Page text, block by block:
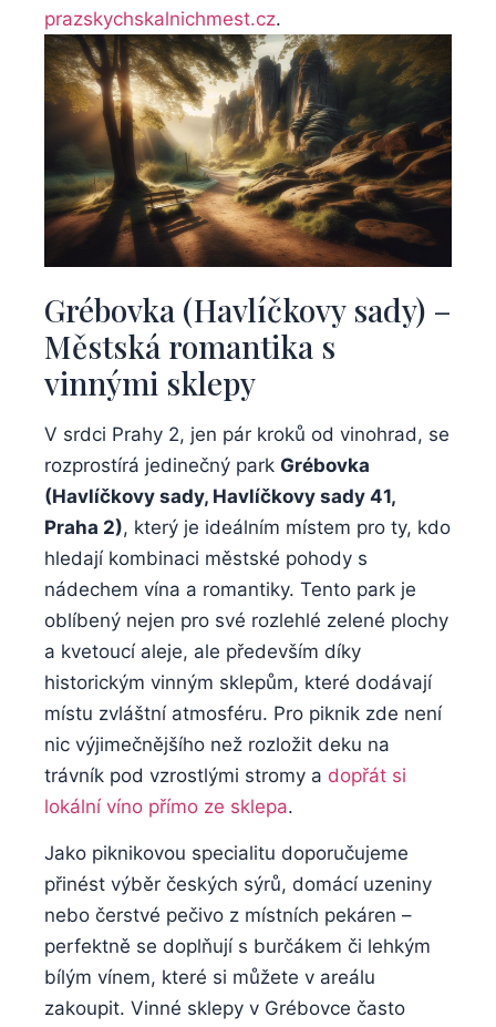
prazskychskalnichmest.cz.
Grébovka (Havlíčkovy sady) –
Městská romantika s
vinnými sklepy
V​ srdci Prahy 2, jen pár kroků od vinohrad, se
rozprostírá jedinečný park Grébovka
(Havlíčkovy sady,⁤ Havlíčkovy sady‍ 41,
Praha‍ 2),⁣ který ⁢je ideálním místem pro ty, kdo
hledají kombinaci městské pohody s
nádechem ⁣vína a romantiky. Tento‌ park je
oblíbený nejen pro ⁣své ‌rozlehlé zelené plochy
a kvetoucí aleje, ale především ‍díky
historickým vinným sklepům, které dodávají
místu ‍zvláštní atmosféru. Pro‌ piknik zde není
nic⁤ výjimečnějšího než rozložit‌ deku na
trávník pod vzrostlými stromy a dopřát si
lokální víno přímo ⁣ze sklepa.
Jako⁢ piknikovou specialitu ⁤doporučujeme
⁤přinést výběr‌ českých ⁢sýrů, ⁤domácí uzeniny
nebo čerstvé​ pečivo‍ z místních⁤ pekáren⁤ – ​
perfektně se doplňují ‌s burčákem či lehkým
bílým vínem, které⁣ si můžete v⁢ areálu
zakoupit. Vinné sklepy v⁣ Grébovce často